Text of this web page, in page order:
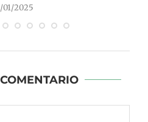
01/2025